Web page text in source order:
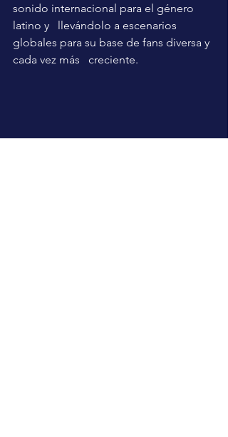
sonido internacional para el género
latino y   llevándolo a escenarios
globales para su base de fans diversa y
cada vez más   creciente.